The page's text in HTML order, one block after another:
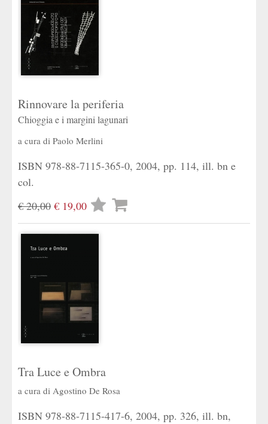
Rinnovare la periferia
Chioggia e i margini lagunari
a cura di Paolo Merlini
ISBN 978-88-7115-365-0, 2004, pp. 114, ill. bn e
col.
€ 20,00 € 19,00 Lista
desideri
Tra Luce e Ombra
a cura di Agostino De Rosa
ISBN 978-88-7115-417-6, 2004, pp. 326, ill. bn,